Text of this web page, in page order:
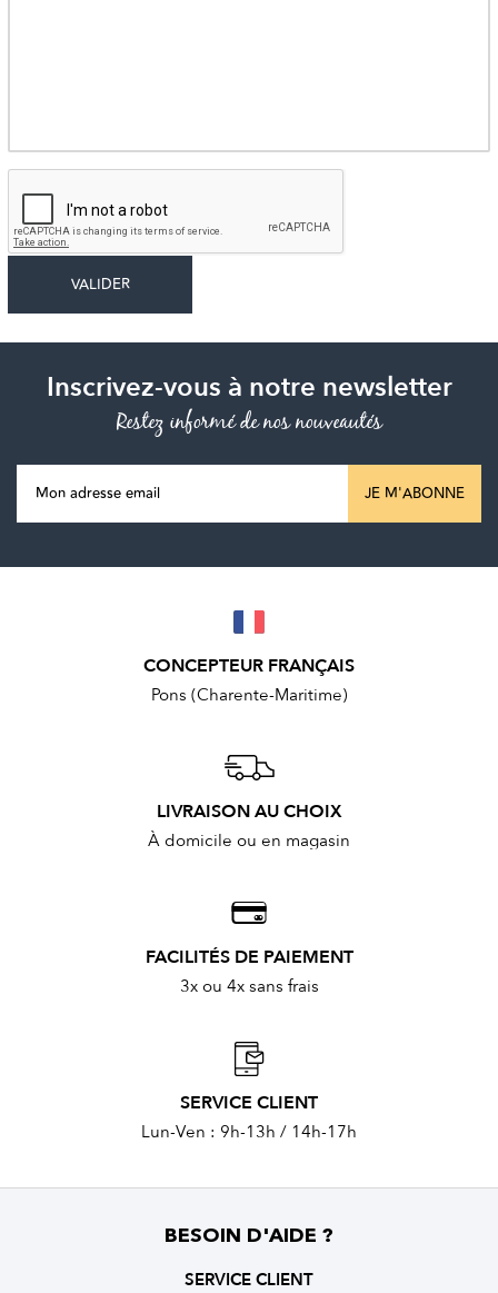
Inscrivez-vous à notre newsletter
Restez informé de nos nouveautés
JE M'ABONNE
CONCEPTEUR FRANÇAIS
Pons (Charente-Maritime)
LIVRAISON AU CHOIX
À domicile ou en magasin
FACILITÉS DE PAIEMENT
3x ou 4x sans frais
SERVICE CLIENT
Lun-Ven : 9h-13h / 14h-17h
BESOIN D'AIDE ?
SERVICE CLIENT